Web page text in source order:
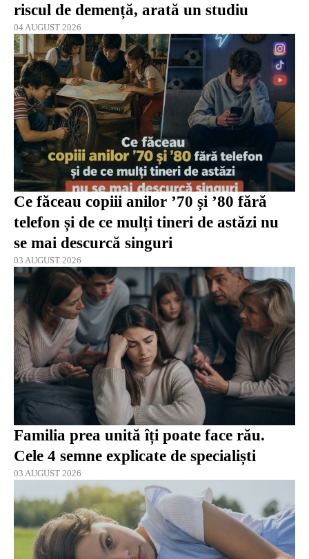
riscul de demență, arată un studiu
04 AUGUST 2026
Ce făceau copiii anilor ’70 și ’80 fără
telefon și de ce mulți tineri de astăzi nu
se mai descurcă singuri
03 AUGUST 2026
Familia prea unită îți poate face rău.
Cele 4 semne explicate de specialiști
03 AUGUST 2026